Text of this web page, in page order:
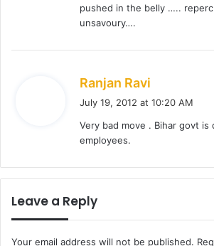
pushed in the belly …..
unsavoury….
Ranjan Ravi
a
s
July 19, 2012 at 10:20 AM
Very bad move . Bihar govt is
employees.
Leave a Reply
Your email address will not be published.